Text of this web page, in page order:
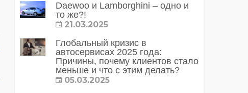
Daewoo и Lamborghini – одно и
то же?!
21.03.2025
Глобальный кризис в
автосервисах 2025 года:
Причины, почему клиентов стало
меньше и что с этим делать?
05.03.2025